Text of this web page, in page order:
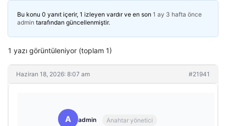
Bu konu 0 yanıt içerir, 1 izleyen vardır ve en son 1 ay 3 hafta önce
admin tarafından güncellenmiştir.
1 yazı görüntüleniyor (toplam 1)
Haziran 18, 2026: 8:07 am #21941
A admin Anahtar yönetici